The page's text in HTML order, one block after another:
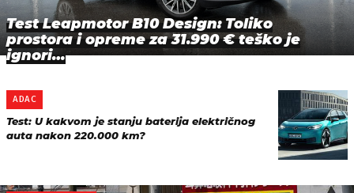
Test Leapmotor B10 Design: Toliko
prostora i opreme za 31.990 € teško je
ignori…
ADAC
Test: U kakvom je stanju baterija električnog
auta nakon 220.000 km?